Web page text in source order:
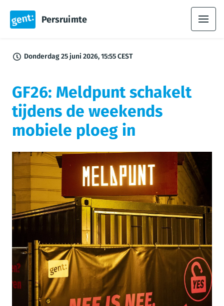
Persruimte
Donderdag 25 juni 2026, 15:55 CEST
GF26: Meldpunt schakelt
tijdens de weekends
mobiele ploeg in
JPG